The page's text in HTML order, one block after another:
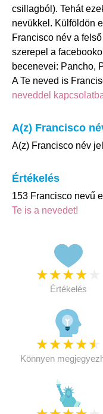
csillagból). Tehát
nevükkel. Külföldön
Francisco név a
szerepel a
becenevei: Pancho,
A Te neved is
neveddel
A(z) Francisco
A(z) Francisco név
Értékelés
153 Francisco nevű
Te is a nevedet!
★★★★
Értékelés
★★★★★
Könnyen